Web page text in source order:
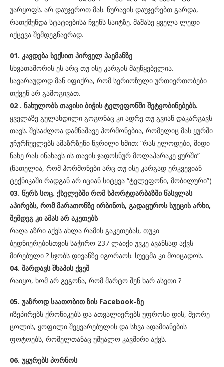
უარყოფს. არ დაუჯეროთ მას. ნურავის დაუჯერებთ გარდა,
რათქმუნდა სტატიებისა ჩვენს საიტზე. მაშასე ყველა ლედი
იქცევა შემდეგნაერად.
01. კავდება სექსით პირველ პაემანზე
სხვათაშორის ეს არც თუ ისე კარგის მაუწყებელია.
სავარაუდოდ მან იფიქრა, რომ სერიოზული ურთიერთობები
თქვენ არ გამოგივათ.
02 . ნახულობს თავისი ბიჭის ტელეფონში შეტყობინებებს.
ყველაზე გულახდილი გოგონაც კი ადრე თუ გვიან დაკარგავს
თავს. შესაძლოა დამნაშავე ჰორმონებია, რომელიც მას ყურში
უჩურჩუელებს ამაზრზენი წვრილი ხმით: “რას ელოდები, მიდი
ნახე რას ინახავს ის თავის ჯადოსნურ მოლაპარაკე ყურში”
(ნათელია, რომ ჰორმონები არც თუ ისე კარგად ერკვევიან
ტექნიკაში რადგან არ იციან სიტყვა “ტელეფონი, მობილური”)
03. წერს სოც. ქსელებში რომ სპორტდარბაზში წასვლას
აპირებს, რომ მარათონზე ირბინოს, გადაცუროს სუეცის არხი,
შემდეგ კი ამას არ აკეთებს
რაღა აზრი აქვს ახლა რამის გაკეთებას, თუკი
ბედნიერებისთვის საჭირო 237 ლაიქი უვკე ავანსად აქვს
მირებული ? სჯობს დივანზე იგორაოს. სუეცმა კი მოიცადოს.
04. შარდავს შხაპის ქვეშ
რაიყო, ხომ არ გეგონა, რომ მარტო შენ ხარ ასეთი ?
05. უაზროდ საათობით ზის Facebook-ზე
იზეპირებს ქრონიკებს და ათვალიერებს უფროსი დის, მეორე
ცოლის, ყოფილი შეყვარებულის და სხვა ადამიანების
ფოტოებს, რომელთანაც უშუალო კავშირი აქვს.
06. უყურებს პორნოს